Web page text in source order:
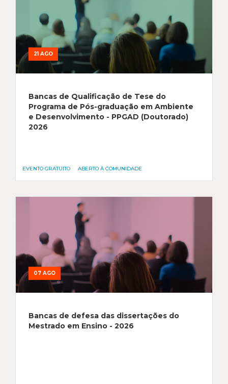
21 AGO
Bancas de Qualificação de Tese do
Programa de Pós-graduação em Ambiente
e Desenvolvimento - PPGAD (Doutorado)
2026
EVENTO GRATUITO ABERTO À COMUNIDADE
07 AGO
Bancas de defesa das dissertações do
Mestrado em Ensino - 2026